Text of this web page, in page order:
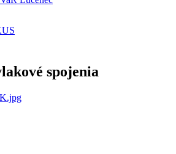
spojenia